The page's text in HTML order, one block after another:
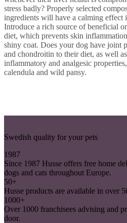
stress badly? Properly selected
ingredients will have a calming effect
Introduce a rich source of beneficial
diet, which prevents skin
shiny coat. Does your dog have joint
and chondroitin to their diet, as well
inflammatory and analgesic
calendula and wild pansy.
Swedish quality for your pets
1987
Since 1987 Husse offers free home
dogs and cats throughout Europe.
50+
Husse products are available in over
1000+
Over 1000 franchisees advising and
door.